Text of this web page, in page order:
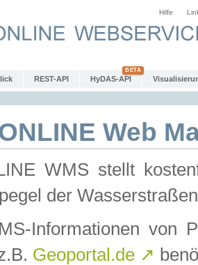
Hilfe
REST-API HyDAS-API
Web
WMS stellt
der
Informationen von
Geoportal.de ↗